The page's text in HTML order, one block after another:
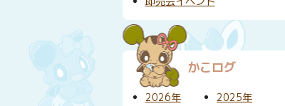
かこログ
2026年
2025年